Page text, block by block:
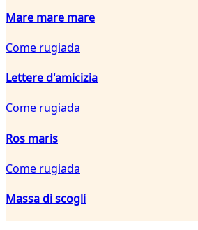
Mare mare mare
Come rugiada
Lettere d'amicizia
Come rugiada
Ros maris
Come rugiada
Massa di scogli